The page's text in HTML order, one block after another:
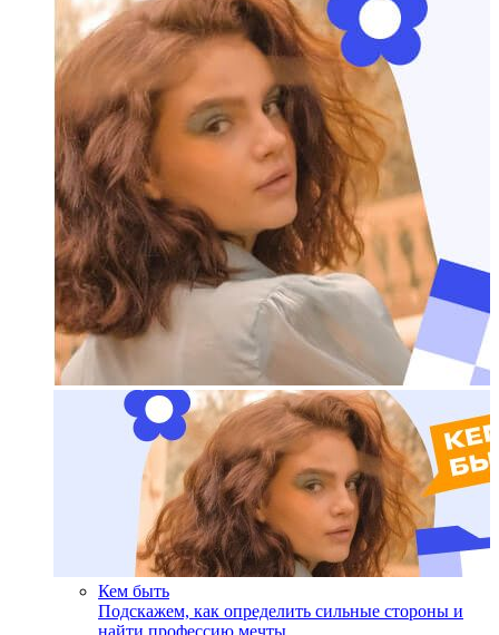
Кем быть
Подскажем, как определить сильные стороны и
найти профессию мечты